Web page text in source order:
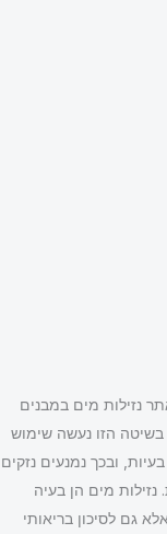
נזילות מים במבנים
בשיטה הזו נעשה שימוש
ובכך נמנעים נזקים
מים הן בעיה
גם לסיכון בריאותי